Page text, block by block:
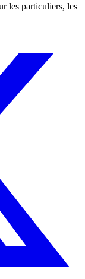
les particuliers, les